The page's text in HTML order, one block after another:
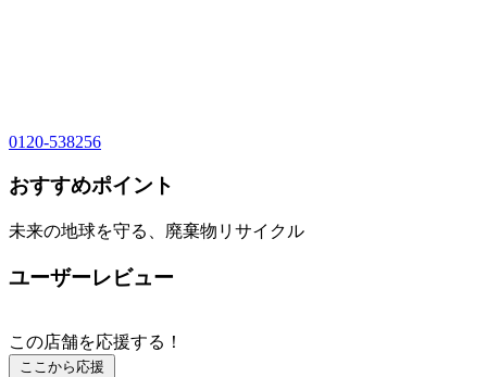
0120-538256
おすすめポイント
未来の地球を守る、廃棄物リサイクル
ユーザーレビュー
この店舗を応援する！
ここから応援